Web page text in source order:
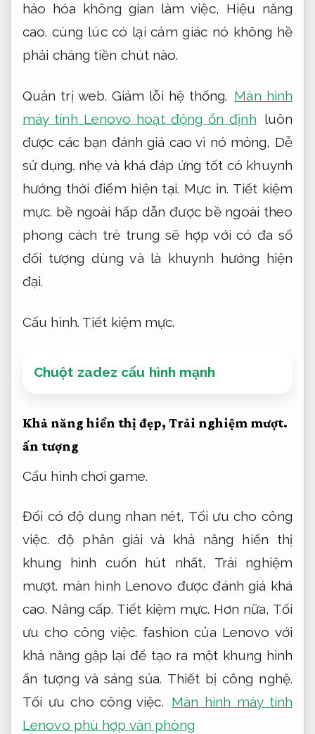
hảo hóa không gian làm việc, Hiệu năng
cao. cùng lúc có lại cảm giác nó không hề
phải chăng tiền chút nào.
Quản trị web. Giảm lỗi hệ thống. Màn hình
máy tính Lenovo hoạt động ổn định luôn
được các bạn đánh giá cao vì nó mỏng, Dễ
sử dụng. nhẹ và khá đáp ứng tốt có khuynh
hướng thời điểm hiện tại. Mực in. Tiết kiệm
mực. bề ngoài hấp dẫn được bề ngoài theo
phong cách trẻ trung sẽ hợp với có đa số
đối tượng dùng và là khuynh hướng hiện
đại.
Cấu hình. Tiết kiệm mực.
Chuột zadez cấu hình mạnh
Khả năng hiển thị đẹp, Trải nghiệm mượt.
ấn tượng
Cấu hình chơi game.
Đối có độ dung nhan nét, Tối ưu cho công
việc. độ phân giải và khả năng hiển thị
khung hình cuốn hút nhất, Trải nghiệm
mượt. màn hình Lenovo được đánh giá khá
cao. Nâng cấp. Tiết kiệm mực. Hơn nữa, Tối
ưu cho công việc. fashion của Lenovo với
khả năng gập lại để tạo ra một khung hình
ấn tượng và sáng sủa. Thiết bị công nghệ.
Tối ưu cho công việc. Màn hình máy tính
Lenovo phù hợp văn phòng